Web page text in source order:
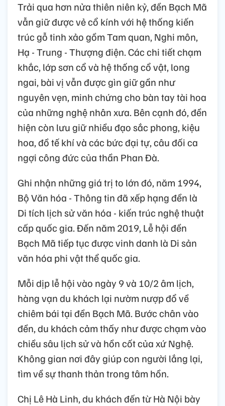
Trải qua hơn nửa thiên niên kỷ, đền Bạch Mã
vẫn giữ được vẻ cổ kính với hệ thống kiến
trúc gỗ tinh xảo gồm Tam quan, Nghi môn,
Hạ - Trung - Thượng điện. Các chi tiết chạm
khắc, lớp sơn cổ và hệ thống cổ vật, long
ngai, bài vị vẫn được gìn giữ gần như
nguyên vẹn, minh chứng cho bàn tay tài hoa
của những nghệ nhân xưa. Bên cạnh đó, đền
hiện còn lưu giữ nhiều đạo sắc phong, kiệu
hoa, đồ tế khí và các bức đại tự, câu đối ca
ngợi công đức của thần Phan Đà.
Ghi nhận những giá trị to lớn đó, năm 1994,
Bộ Văn hóa - Thông tin đã xếp hạng đền là
Di tích lịch sử văn hóa - kiến trúc nghệ thuật
cấp quốc gia. Đến năm 2019, Lễ hội đền
Bạch Mã tiếp tục được vinh danh là Di sản
văn hóa phi vật thể quốc gia.
Mỗi dịp lễ hội vào ngày 9 và 10/2 âm lịch,
hàng vạn du khách lại nườm nượp đổ về
chiêm bái tại đền Bạch Mã. Bước chân vào
đền, du khách cảm thấy như được chạm vào
chiều sâu lịch sử và hồn cốt của xứ Nghệ.
Không gian nơi đây giúp con người lắng lại,
tìm về sự thanh thản trong tâm hồn.
Chị Lê Hà Linh, du khách đến từ Hà Nội bày